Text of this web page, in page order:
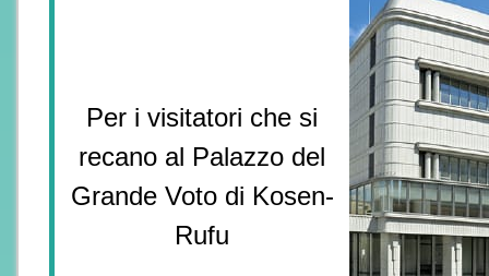
Per i visitatori che si
recano al Palazzo del
Grande Voto di Kosen-
Rufu